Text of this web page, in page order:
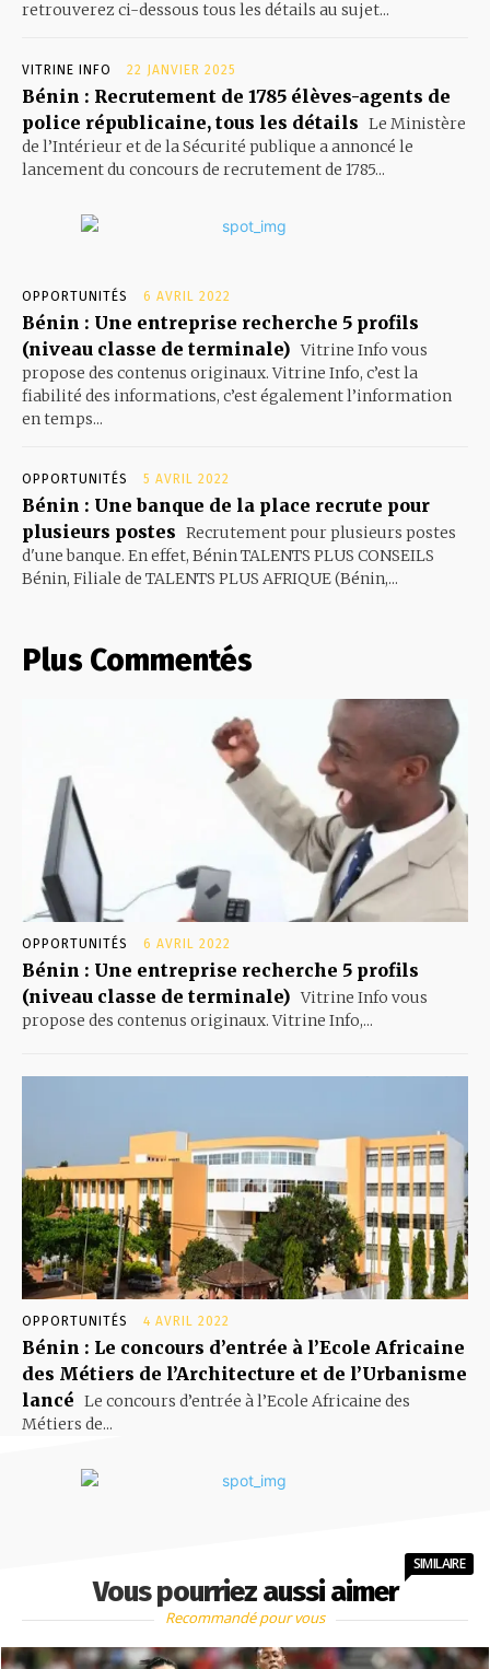
retrouverez ci-dessous tous les détails au sujet...
VITRINE INFO 22 JANVIER 2025
Bénin : Recrutement de 1785 élèves-agents de
police républicaine, tous les détails Le Ministère
de l’Intérieur et de la Sécurité publique a annoncé le
lancement du concours de recrutement de 1785...
OPPORTUNITÉS 6 AVRIL 2022
Bénin : Une entreprise recherche 5 profils
(niveau classe de terminale) Vitrine Info vous
propose des contenus originaux. Vitrine Info, c’est la
fiabilité des informations, c’est également l’information
en temps...
OPPORTUNITÉS 5 AVRIL 2022
Bénin : Une banque de la place recrute pour
plusieurs postes Recrutement pour plusieurs postes
d'une banque. En effet, Bénin TALENTS PLUS CONSEILS
Bénin, Filiale de TALENTS PLUS AFRIQUE (Bénin,...
Plus Commentés
OPPORTUNITÉS 6 AVRIL 2022
Bénin : Une entreprise recherche 5 profils
(niveau classe de terminale) Vitrine Info vous
propose des contenus originaux. Vitrine Info,...
OPPORTUNITÉS 4 AVRIL 2022
Bénin : Le concours d’entrée à l’Ecole Africaine
des Métiers de l’Architecture et de l’Urbanisme
lancé Le concours d’entrée à l’Ecole Africaine des
Métiers de...
Vous pourriez aussi aimer
SIMILAIRE
Recommandé pour vous